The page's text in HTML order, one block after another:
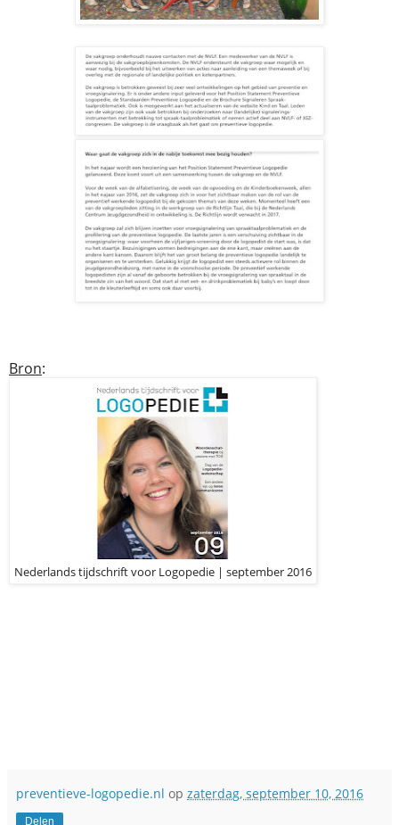
Bron:
Nederlands tijdschrift voor Logopedie | september 2016
preventieve-logopedie.nl op zaterdag, september 10, 2016
Delen